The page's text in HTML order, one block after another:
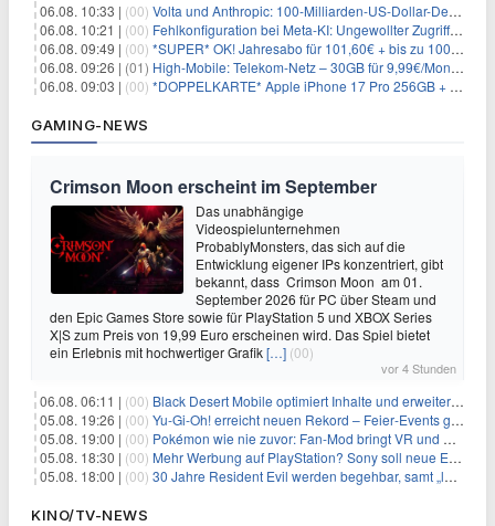
06.08. 10:33 | (00) Volta und Anthropic: 100-Milliarden-US-Dollar-Deal für KI-Rechenleistung
06.08. 10:21 | (00) Fehlkonfiguration bei Meta-KI: Ungewollter Zugriff auf fremde Systeme
06.08. 09:49 | (00) *SUPER* OK! Jahresabo für 101,60€ + bis zu 100€ Prämie
06.08. 09:26 | (01) High-Mobile: Telekom-Netz – 30GB für 9,99€/Monat / 80GB für 12,49€/Monat / 100GB für 19,99€/Monat (auch mtl. kündbar)
06.08. 09:03 | (00) *DOPPELKARTE* Apple iPhone 17 Pro 256GB + 80€ Online Bonus + 50GB 5G + Alles-Flat im Telekom-Netz für 44,94€/Monat – eff. 4,40€/Monat
GAMING-NEWS
Crimson Moon erscheint im September
Das unabhängige
Videospielunternehmen
ProbablyMonsters, das sich auf die
Entwicklung eigener IPs konzentriert, gibt
bekannt, dass Crimson Moon am 01.
September 2026 für PC über Steam und
den Epic Games Store sowie für PlayStation 5 und XBOX Series
X|S zum Preis von 19,99 Euro erscheinen wird. Das Spiel bietet
ein Erlebnis mit hochwertiger Grafik[…] (00)
vor 4 Stunden
06.08. 06:11 | (00) Black Desert Mobile optimiert Inhalte und erweitert Treasure Access
05.08. 19:26 | (00) Yu‑Gi‑Oh! erreicht neuen Rekord – Feier‑Events gestartet
05.08. 19:00 | (00) Pokémon wie nie zuvor: Fan-Mod bringt VR und Ego-Perspektive nach Kanto
05.08. 18:30 | (00) Mehr Werbung auf PlayStation? Sony soll neue Einnahmequellen prüfen
05.08. 18:00 | (00) 30 Jahre Resident Evil werden begehbar, samt „lebensgroßem Leon“
KINO/TV-NEWS